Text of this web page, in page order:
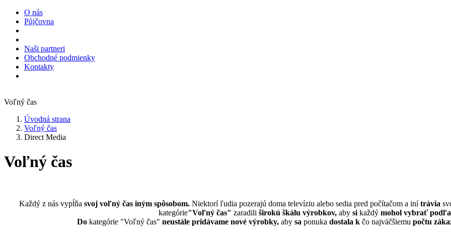
O nás
Půjčovna
Naši partneri
Obchodné podmienky
Kontakty
Voľný čas
Úvodná strana
Voľný čas
Direct Media
Voľný čas
Každý z nás vypĺňa svoj voľný čas iným spôsobom. Niektorí ľudia pozerajú doma televíziu alebo sedia pred počítačom a inítrávia
kategórie"Voľný čas" zaradili širokú škálu výrobkov,aby sikaždý mohol vybrať podľa
Do kategórie "Voľný čas" neustále pridávame nové výrobky, aby sa ponuka dostala k čo najväčšiemu počtu